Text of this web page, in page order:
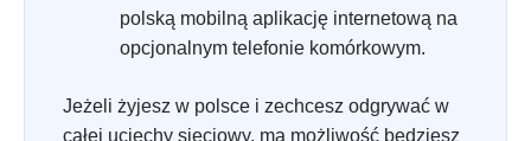
polską mobilną aplikację internetową na
opcjonalnym telefonie komórkowym.
Jeżeli żyjesz w polsce i zechcesz odgrywać w
całej uciechy sieciowy, ma możliwość będziesz